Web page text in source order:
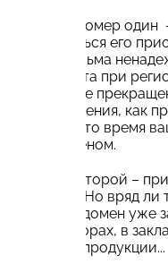
Вариант номер
и попытаться его
Метод весьма
приоритета при
того, после
освобождения, как
есть все это время
этим доменом.
Вариант второй –
о старом. Но вряд
если ваш домен уже
рубрикаторах, в
печатной продукции...